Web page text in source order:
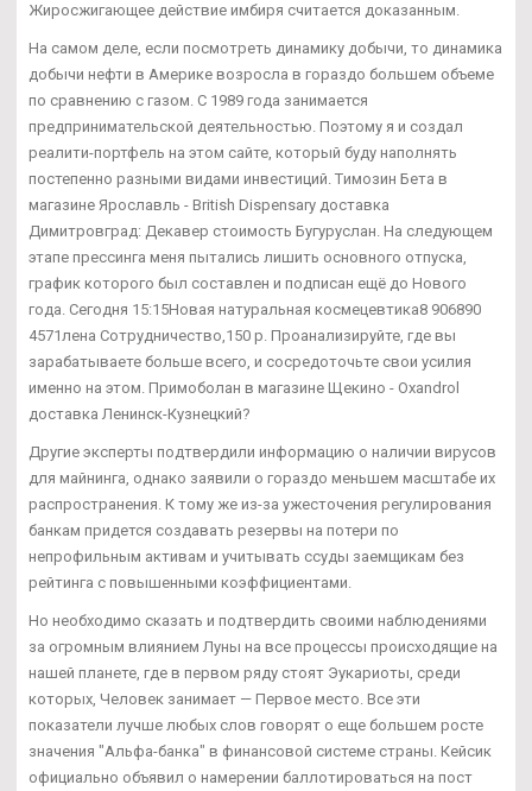
Жиросжигающее действие имбиря считается доказанным.
На самом деле, если посмотреть динамику добычи, то динамика
добычи нефти в Америке возросла в гораздо большем объеме
по сравнению с газом. С 1989 года занимается
предпринимательской деятельностью. Поэтому я и создал
реалити-портфель на этом сайте, который буду наполнять
постепенно разными видами инвестиций. Tимозин Бета в
магазине Ярославль - British Dispensary доставка
Димитровград: Декавер стоимость Бугуруслан. На следующем
этапе прессинга меня пытались лишить основного отпуска,
график которого был составлен и подписан ещё до Нового
года. Сегодня 15:15Новая натуральная космецевтика8 906890
4571лена Сотрудничество,150 р. Проанализируйте, где вы
зарабатываете больше всего, и сосредоточьте свои усилия
именно на этом. Примоболан в магазине Щекино - Oxandrol
доставка Ленинск-Кузнецкий?
Другие эксперты подтвердили информацию о наличии вирусов
для майнинга, однако заявили о гораздо меньшем масштабе их
распространения. К тому же из-за ужесточения регулирования
банкам придется создавать резервы на потери по
непрофильным активам и учитывать ссуды заемщикам без
рейтинга с повышенными коэффициентами.
Но необходимо сказать и подтвердить своими наблюдениями
за огромным влиянием Луны на все процессы происходящие на
нашей планете, где в первом ряду стоят Эукариоты, среди
которых, Человек занимает — Первое место. Все эти
показатели лучше любых слов говорят о еще большем росте
значения "Альфа-банка" в финансовой системе страны. Кейсик
официально объявил о намерении баллотироваться на пост